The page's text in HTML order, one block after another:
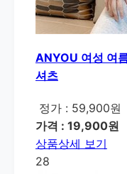
ANYOU 여성 여
셔츠
정가 : 59,900원
가격 : 19,900원
상품상세 보기
28